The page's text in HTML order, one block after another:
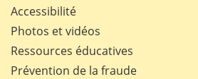
Accessibilité
Photos et vidéos
Ressources éducatives
Prévention de la fraude